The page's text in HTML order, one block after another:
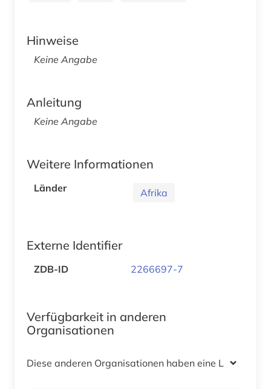
Hinweise
Keine Angabe
Anleitung
Keine Angabe
Weitere Informationen
Länder Afrika
Externe Identifier
ZDB-ID 2266697-7
Verfügbarkeit in anderen
Organisationen
Diese anderen Organisationen haben eine Lizenz